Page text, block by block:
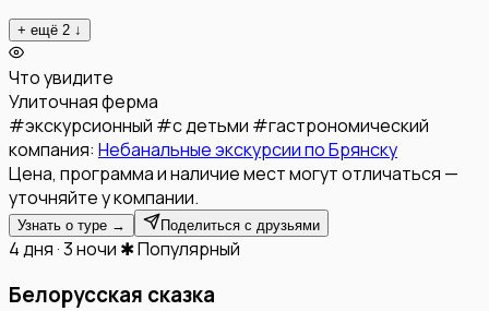
+ ещё 2 ↓
Что увидите
Улиточная ферма
#экскурсионный #с детьми #гастрономический
компания: Небанальные экскурсии по Брянску
Цена, программа и наличие мест могут отличаться —
уточняйте у компании.
Узнать о туре → Поделиться с друзьями
4 дня · 3 ночи ✱ Популярный
Белорусская сказка